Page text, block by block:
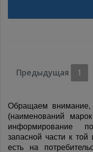
Предыдущая 1
Обращаем
(наименований
информирование
запасной части к
есть на